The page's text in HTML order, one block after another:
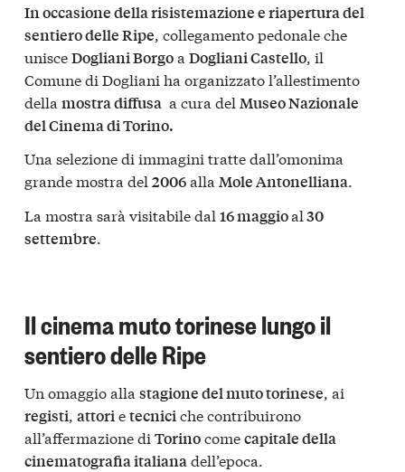
In occasione della risistemazione e riapertura del
sentiero delle Ripe, collegamento pedonale che
unisceDogliani Borgoa Dogliani Castello, il
Comune di Dogliani ha organizzato l’allestimento
della mostra diffusa a cura del Museo Nazionale
del Cinema di Torino.
Una selezione di immagini tratte dall’omonima
grande mostra del 2006alla Mole Antonelliana.
La mostra sarà visitabile dal 16 maggioal30
settembre.
Il cinema muto torinese lungo il
sentiero delle Ripe
Un omaggio alla stagione del muto torinese, ai
registi, attorietecniciche contribuirono
all’affermazione di Torinocomecapitale della
cinematografia italianadell’epoca.